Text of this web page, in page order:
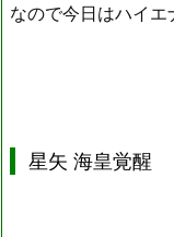
なので今日はハイエ
星矢 海皇覚醒